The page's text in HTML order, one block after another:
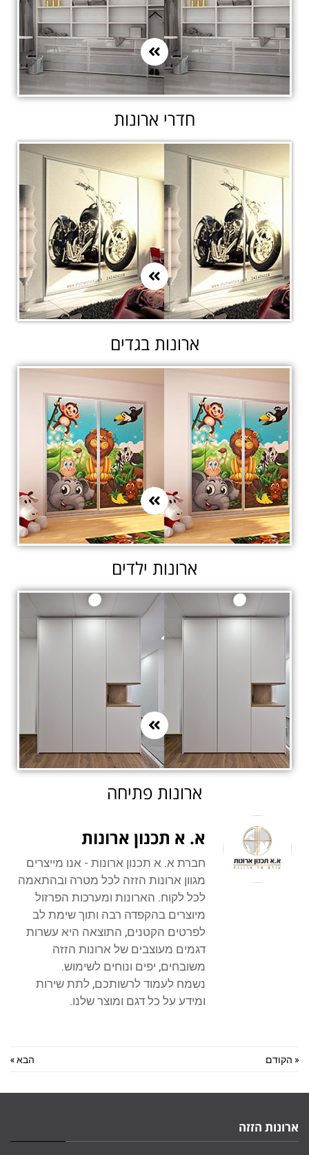
חדרי ארונות
ארונות בגדים
ארונות ילדים
ארונות פתיחה
א. א תכנון ארונות
חברת א. א תכנון ארונות - אנו מייצרים
מגוון ארונות הזזה לכל מטרה ובהתאמה
לכל לקוח. הארונות ומערכות הפרזול
מיוצרים בהקפדה רבה ותוך שימת לב
לפרטים הקטנים, התוצאה היא עשרות
דגמים מעוצבים של ארונות הזזה
משובחים, יפים ונוחים לשימוש.
נשמח לעמוד לרשותכם, לתת שירות
ומידע על כל דגם ומוצר שלנו.
« הקודם הבא »
ארונות הזזה